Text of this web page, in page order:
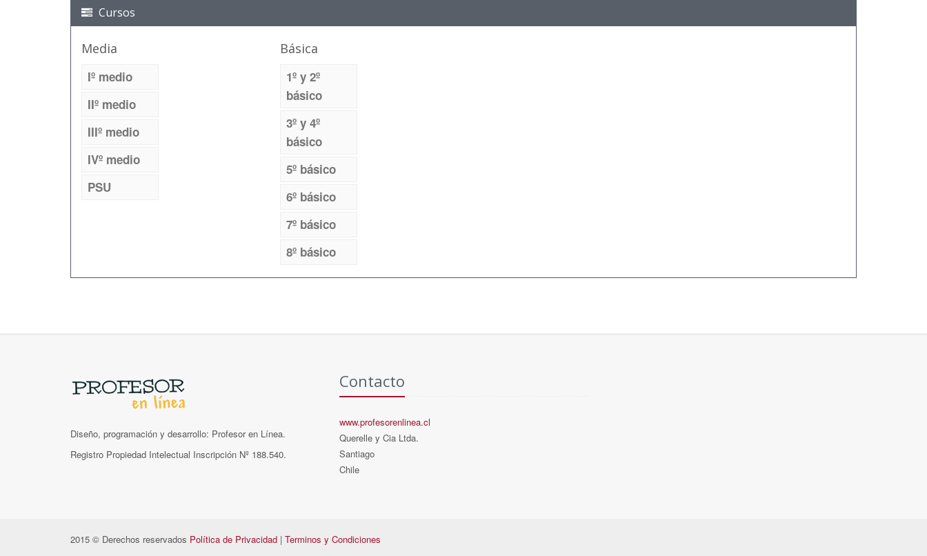
Cursos
Media
Iº medio
IIº medio
IIIº medio
IVº medio
PSU
Básica
1º y 2º
básico
3º y 4º
básico
5º básico
6º básico
7º básico
8º básico
Diseño, programación y desarrollo: Profesor en Línea.
Registro Propiedad Intelectual Inscripción Nº 188.540.
Contacto
www.profesorenlinea.cl
Querelle y Cia Ltda.
Santiago
Chile
2015 © Derechos reservados Política de Privacidad | Terminos y Condiciones